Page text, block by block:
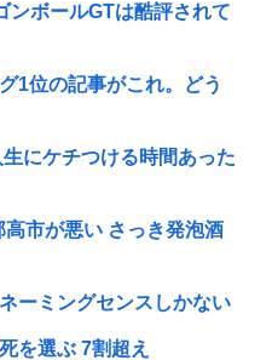
ンボールGTは酷評されて
1位の記事がこれ。どう
にケチつける時間あった
市が悪い さっき発泡酒
ーミングセンスしかない
を選ぶ 7割超え